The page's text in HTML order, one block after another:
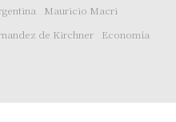
Mauricio Macri
de Kirchner
Economía